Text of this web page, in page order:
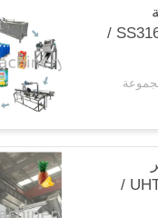
الأناناس SS316 1500T /
الأناناس UHT 1500T /